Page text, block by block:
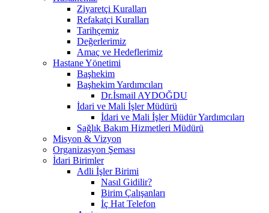
Ziyaretçi Kuralları
Refakatçi Kuralları
Tarihçemiz
Değerlerimiz
Amaç ve Hedeflerimiz
Hastane Yönetimi
Başhekim
Başhekim Yardımcıları
Dr.İsmail AYDOĞDU
İdari ve Mali İşler Müdürü
İdari ve Mali İşler Müdür Yardımcıları
Sağlık Bakım Hizmetleri Müdürü
Misyon & Vizyon
Organizasyon Şeması
İdari Birimler
Adli İşler Birimi
Nasıl Gidilir?
Birim Çalışanları
İç Hat Telefon